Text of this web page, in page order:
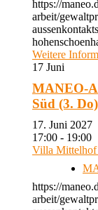
https://
arbeit/
Weitere
17 Juni
MANEO-
Süd (3. Do)
17. Juni 2027
17:00 - 19:00
Villa Mittelhof
https://
arbeit/